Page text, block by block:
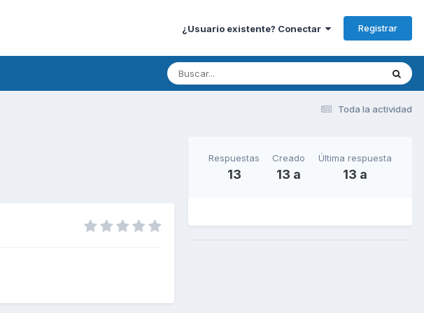
¿Usuario existente? Conectar Registrar
Toda la actividad
Respuestas
13
Creado
13 a
Última respuesta
13 a